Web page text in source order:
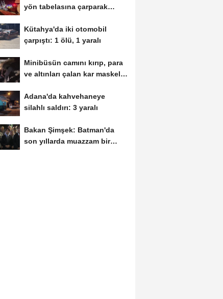
yön tabelasına çarparak
Kütahya'da iki otomobil
çarpıştı: 1 ölü, 1 yaralı
Minibüsün camını kırıp, para
ve altınları çalan kar maskeli
Adana'da kahvehaneye
silahlı saldırı: 3 yaralı
Bakan Şimşek: Batman'da
son yıllarda muazzam bir